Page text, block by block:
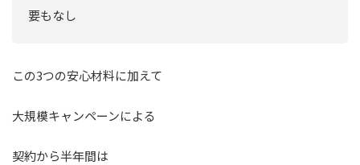
要もなし
この3つの安心材料に加えて
大規模キャンペーンによる
契約から半年間は